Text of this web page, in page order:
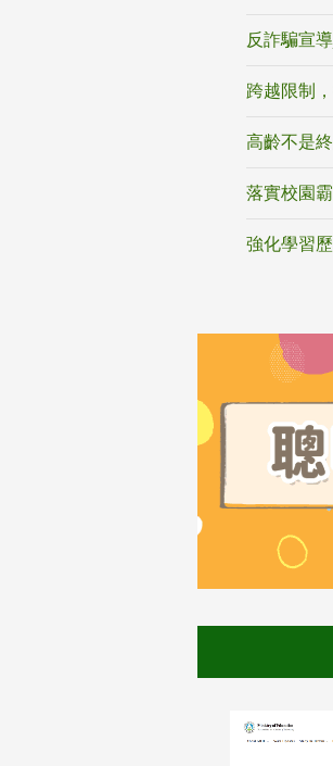
反詐騙宣
跨越限制
高齡不是
落實校園
強化學習